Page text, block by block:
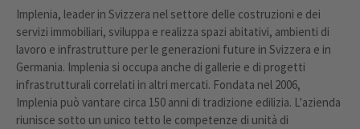
Implenia, leader in Svizzera nel settore delle costruzioni e dei
servizi immobiliari, sviluppa e realizza spazi abitativi, ambienti di
lavoro e infrastrutture per le generazioni future in Svizzera e in
Germania. Implenia si occupa anche di gallerie e di progetti
infrastrutturali correlati in altri mercati. Fondata nel 2006,
Implenia può vantare circa 150 anni di tradizione edilizia. L'azienda
riunisce sotto un unico tetto le competenze di unità di